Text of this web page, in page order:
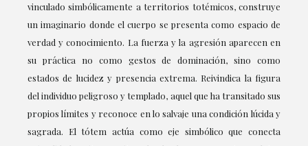
vinculado simbólicamente a territorios totémicos, construye
un imaginario donde el cuerpo se presenta como espacio de
verdad y conocimiento. La fuerza y la agresión aparecen en
su práctica no como gestos de dominación, sino como
estados de lucidez y presencia extrema. Reivindica la figura
del individuo peligroso y templado, aquel que ha transitado sus
propios límites y reconoce en lo salvaje una condición lúcida y
sagrada. El tótem actúa como eje simbólico que conecta